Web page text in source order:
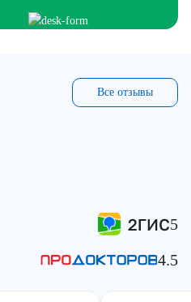
Все отзывы
5
4.5